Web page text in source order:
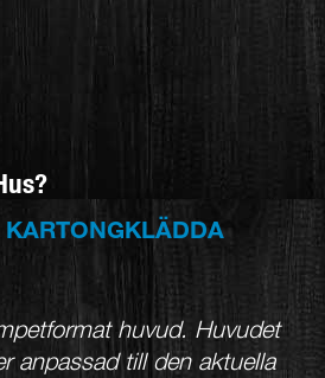
huvud. Huvudet
anpassad till den aktuella